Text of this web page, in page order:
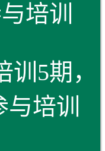
培训
5期，
培训